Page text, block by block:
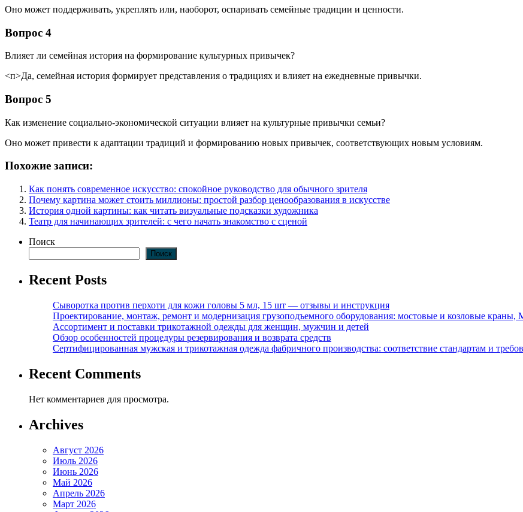
Оно может поддерживать, укреплять или, наоборот, оспаривать семейные традиции и ценности.
Вопрос 4
Влияет ли семейная история на формирование культурных привычек?
<п>Да, семейная история формирует представления о традициях и влияет на ежедневные привычки.
Вопрос 5
Как изменение социально-экономической ситуации влияет на культурные привычки семьи?
Оно может привести к адаптации традиций и формированию новых привычек, соответствующих новым условиям.
Похожие записи:
Как понять современное искусство: спокойное руководство для обычного зрителя
Почему картина может стоить миллионы: простой разбор ценообразования в искусстве
История одной картины: как читать визуальные подсказки художника
Театр для начинающих зрителей: с чего начать знакомство с сценой
Поиск
Поиск
Recent Posts
Сыворотка против перхоти для кожи головы 5 мл, 15 шт — отзывы и инструкция
Проектирование, монтаж, ремонт и модернизация грузоподъемного оборудования: мостовые и козловые
Ассортимент и поставки трикотажной одежды для женщин, мужчин и детей
Обзор особенностей процедуры резервирования и возврата средств
Сертифицированная мужская и трикотажная одежда фабричного производства: соответствие стандартам и
Recent Comments
Нет комментариев для просмотра.
Archives
Август 2026
Июль 2026
Июнь 2026
Май 2026
Апрель 2026
Март 2026